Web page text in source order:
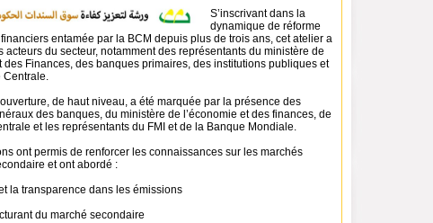
S’inscrivant dans la
dynamique de réforme
entamée par la BCM depuis plus de trois ans, cet atelier a
acteurs du secteur, notamment des représentants du ministère de
des Finances, des banques primaires, des institutions publiques et
Centrale.
de haut niveau, a été marquée par la présence des
des banques, du ministère de l’économie et des finances, de
et les représentants du FMI et de la Banque Mondiale.
ont permis de renforcer les connaissances sur les marchés
et ont abordé :
la transparence dans les émissions
du marché secondaire